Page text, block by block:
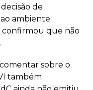
de
ambiente
confirmou que não
sobre o
também